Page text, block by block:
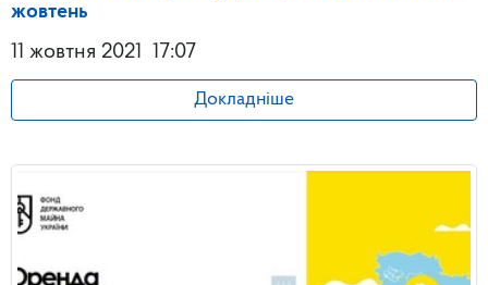
жовтень
11 жовтня 2021
17:07
Докладніше